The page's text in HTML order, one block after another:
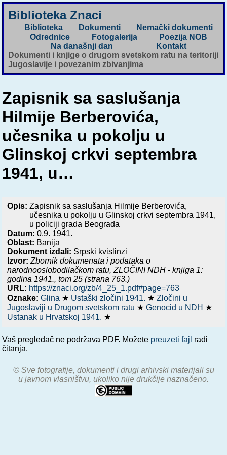
Biblioteka Znaci
Biblioteka Dokumenti
Nemački dokumenti
Odrednice
Fotogalerija
Poezija NOB
Na današnji dan
Kontakt
Dokumenti i knjige o drugom svetskom ratu na teritoriji
Jugoslavije i povezanim zbivanjima
Zapisnik sa saslušanja
Hilmije Berberovića,
učesnika u pokolju u
Glinskoj crkvi septembra
1941, u…
Opis:Zapisnik sa saslušanja Hilmije Berberovića,
učesnika u pokolju u Glinskoj crkvi septembra 1941,
u policiji grada Beograda
Datum:0.9. 1941.
Oblast: Banija
Dokument izdali: Srpski kvislinzi
Izvor: Zbornik dokumenata i podataka o
narodnooslobodilačkom ratu,ZLOČINI NDH - knjiga 1:
godina 1941., tom 25 (strana 763.)
URL: https://znaci.org/zb/4_25_1.pdf#page=763
Oznake:Glina ★ Ustaški zločini 1941. ★Zločini u
Jugoslaviji u Drugom svetskom ratu ★Genocid u NDH ★
Ustanak u Hrvatskoj 1941. ★
Vaš pregledač ne podržava PDF. Možete preuzeti fajl radi
čitanja.
© Sve fotografije, dokumenti i drugi arhivski materijali su
u javnom vlasništvu, ukoliko nije drukčije naznačeno.